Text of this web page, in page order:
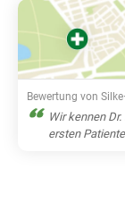
Bewertung von Silke·
Wir kennen
ersten